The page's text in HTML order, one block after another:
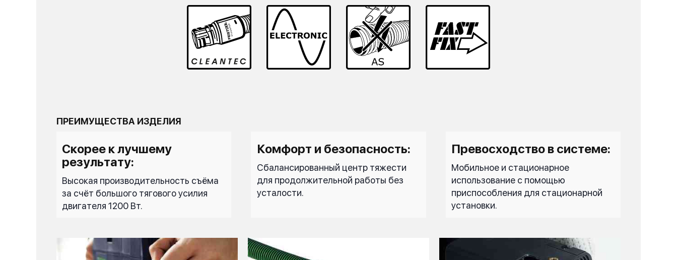
ПРЕИМУЩЕСТВА ИЗДЕЛИЯ
Скорее к лучшему
результату:
Высокая производительность съёма
за счёт большого тягового усилия
двигателя 1200 Вт.
Комфорт и безопасность:
Сбалансированный центр тяжести
для продолжительной работы без
усталости.
Превосходство в системе:
Мобильное и стационарное
использование с помощью
приспособления для стационарной
установки.